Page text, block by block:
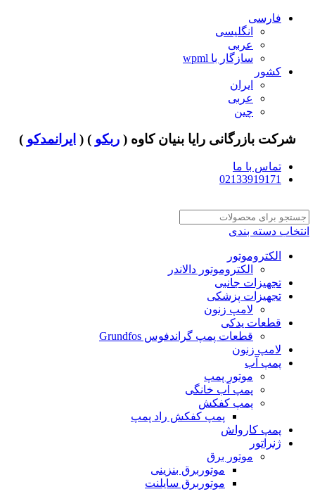
فارسی
انگلیسی
عربی
سازگار با wpml
کشور
ایران
عربی
چین
شرکت بازرگانی رایا بنیان کاوه ( ربکو ) ( ایرانمدکو )
تماس با ما
02133919171
انتخاب دسته بندی
الکتروموتور
الکتروموتور دالاندر
تجهیزات جانبی
تجهیزات پزشکی
لامپ زنون
قطعات یدکی
قطعات پمپ گراندفوس Grundfos
لامپ زنون
پمپ آب
موتور پمپ
پمپ آب خانگی
پمپ کفکش
پمپ کفکش راد پمپ
پمپ کارواش
ژنراتور
موتور برق
موتوربرق بنزینی
موتوربرق سایلنت